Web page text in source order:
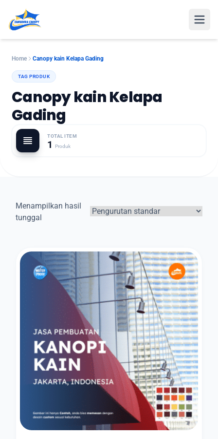
Home Canopy kain Kelapa Gading
TAG PRODUK
Canopy kain Kelapa
Gading
TOTAL ITEM
1 Produk
Menampilkan hasil
tunggal